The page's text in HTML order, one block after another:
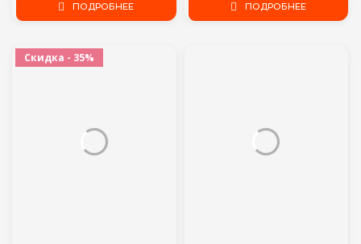
Устройство Type-C Шнур
P40 Mate 30 Xiaomi Redmi
ПОДРОБНЕЕ
X XR XS MAX SE 5 5s 11 12 Pro
ПОДРОБНЕЕ
Скидка - 35%